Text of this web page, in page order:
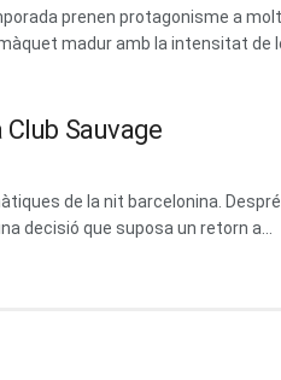
prenen protagonisme a
madur amb la intensitat de
Sauvage
de la nit barcelonina.
decisió que suposa un retorn a...